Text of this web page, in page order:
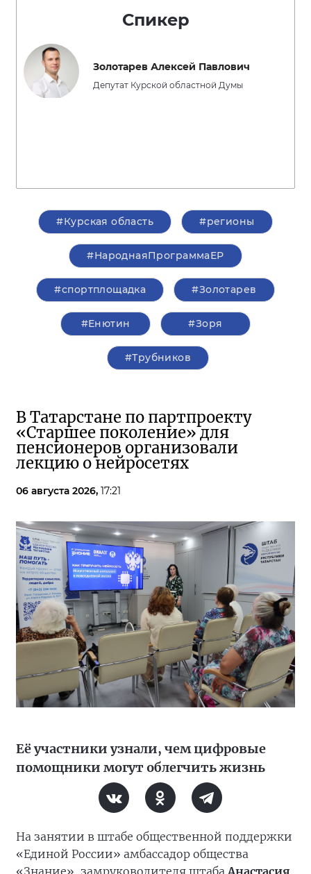
Спикер
Золотарев Алексей Павлович
Депутат Курской областной Думы
#Курская область #регионы
#НароднаяПрограммаЕР
#спортплощадка #Золотарев
#Енютин #Зоря
#Трубников
В Татарстане по партпроекту
«Старшее поколение» для
пенсионеров организовали
лекцию о нейросетях
06 августа 2026, 17:21
Её участники узнали, чем цифровые
помощники могут облегчить жизнь
На занятии в штабе общественной поддержки
«Единой России» амбассадор общества
«Знание», замруководителя штаба Анастасия